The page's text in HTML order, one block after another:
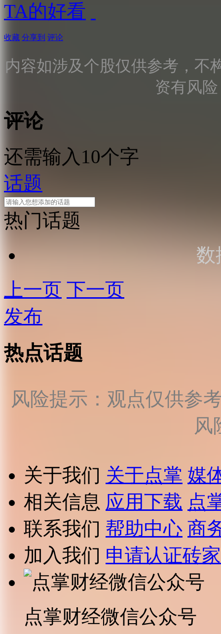
TA的好看
收藏 分享到 评论
内容如涉及个股仅供参考，不
资有风
评论
还需输入10个字
话题
热门话题
数
上一页 下一页
发布
热点话题
风险提示：观点仅供参
风
关于我们 关于点掌 媒
相关信息 应用下载 点
联系我们 帮助中心 商
加入我们 申请认证砖家
点掌财经微信公众号